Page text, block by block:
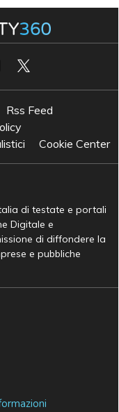
Rss Feed
Cookie Center
di testate e portali
Digitale e
di diffondere la
e pubbliche